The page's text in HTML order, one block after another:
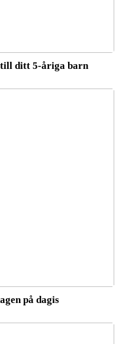
till ditt 5-åriga barn
på dagis